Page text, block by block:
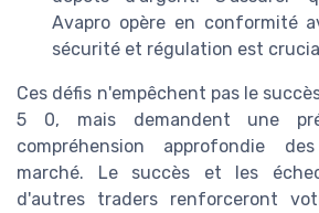
Avapro opère en conformité
sécurité et régulation est
Ces défis n'empêchent pas le
5 0, mais demandent une
compréhension approfondie
marché. Le succès et les
d'autres traders renforceront